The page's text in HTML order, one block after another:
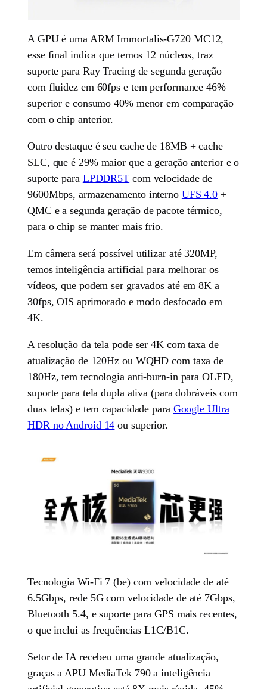
A GPU é uma ARM Immortalis-G720 MC12,
esse final indica que temos 12 núcleos, traz
suporte para Ray Tracing de segunda geração
com fluidez em 60fps e tem performance 46%
superior e consumo 40% menor em comparação
com o chip anterior.
Outro destaque é seu cache de 18MB + cache
SLC, que é 29% maior que a geração anterior e o
suporte para LPDDR5T com velocidade de
9600Mbps, armazenamento interno UFS 4.0 +
QMC e a segunda geração de pacote térmico,
para o chip se manter mais frio.
Em câmera será possível utilizar até 320MP,
temos inteligência artificial para melhorar os
vídeos, que podem ser gravados até em 8K a
30fps, OIS aprimorado e modo desfocado em
4K.
A resolução da tela pode ser 4K com taxa de
atualização de 120Hz ou WQHD com taxa de
180Hz, tem tecnologia anti-burn-in para OLED,
suporte para tela dupla ativa (para dobráveis com
duas telas) e tem capacidade para Google Ultra
HDR no Android 14 ou superior.
Tecnologia Wi-Fi 7 (be) com velocidade de até
6.5Gbps, rede 5G com velocidade de até 7Gbps,
Bluetooth 5.4, e suporte para GPS mais recentes,
o que inclui as frequências L1C/B1C.
Setor de IA recebeu uma grande atualização,
graças a APU MediaTek 790 a inteligência